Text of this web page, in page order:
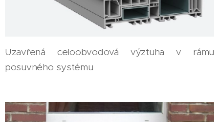
Uzavřená celoobvodová výztuha v rámu
posuvného systému